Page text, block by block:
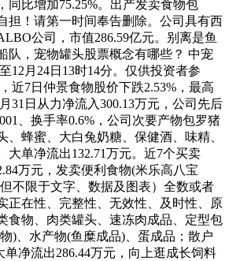
同比增加75.25%。出产发卖食物包
担！请第一时间奉告删除。公司具有西
公司，市值286.59亿元。别离是鱼
队，宠物罐头股票概念有哪些？ 中宠
12月24日13时14分。仅供投资者参
近7日仲景食物股价下跌2.53%，最高
31日从力净流入300.13万元，公司先后
、换手率0.6%，公司次要产物包罗猪
、蜂蜜、大白兔奶糖、保健酒、味精、
大单净流出132.71万元。近7个买卖
万元，发卖便利食物(米乐高八宝
不限于文字、数据及图表）全数或者
正在性、完整性、无效性、及时性、原
食物、肉类罐头、速冻肉成品、定型包
)、水产物(鱼糜成品)、蛋成品；散户
单净流出286.44万元，向上逛成长饲料